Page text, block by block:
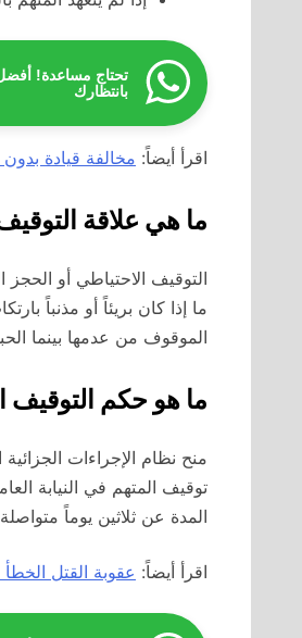
تحتاج مساعدة!
بانتظارك
اقرأ أيضاً: مخالفة قيادة بدون
ما هي علاقة
التوقيف الاحتياطي أو
ما إذا كان بريئاً أو مذنباً
الموقوف من عدمها بينما
ما هو حكم التوقيف
منح نظام الإجراءات
توقيف المتهم في النيابة
المدة عن ثلاثين يوماً
اقرأ أيضاً: عقوبة القتل الخطأ